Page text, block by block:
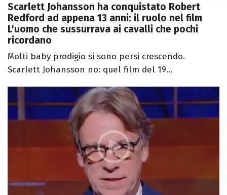
Scarlett Johansson ha conquistato Robert
Redford ad appena 13 anni: il ruolo nel film
L'uomo che sussurrava ai cavalli che pochi
ricordano
Molti baby prodigio si sono persi crescendo.
Scarlett Johansson no: quel film del 19...